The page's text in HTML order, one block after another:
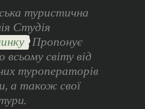
туристична
Студія
Пропонує
всьому світу від
туроператорів
а також свої